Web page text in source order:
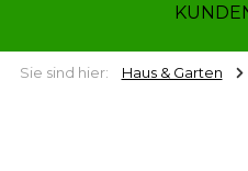
Sie sind hier: Haus & Garten